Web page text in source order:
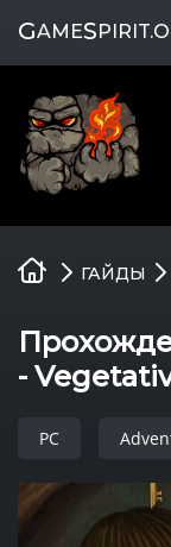
GAMESPIRIT
ГАЙДЫ
-
PC